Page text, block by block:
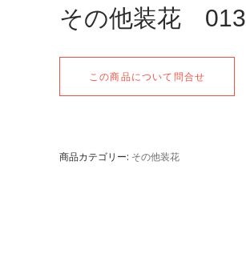
その他装花 013
この商品について問合せ
商品カテゴリー: その他装花